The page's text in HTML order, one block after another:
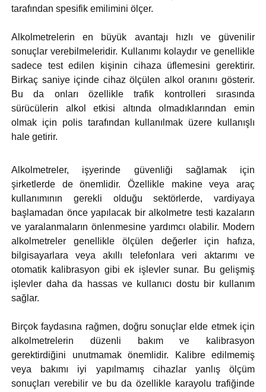
tarafından spesifik emilimini ölçer.
Alkolmetrelerin en büyük avantajı hızlı ve güvenilir
sonuçlar verebilmeleridir. Kullanımı kolaydır ve genellikle
sadece test edilen kişinin cihaza üflemesini gerektirir.
Birkaç saniye içinde cihaz ölçülen alkol oranını gösterir.
Bu da onları özellikle trafik kontrolleri sırasında
sürücülerin alkol etkisi altında olmadıklarından emin
olmak için polis tarafından kullanılmak üzere kullanışlı
hale getirir.
Alkolmetreler, işyerinde güvenliği sağlamak için
şirketlerde de önemlidir. Özellikle makine veya araç
kullanımının gerekli olduğu sektörlerde, vardiyaya
başlamadan önce yapılacak bir alkolmetre testi kazaların
ve yaralanmaların önlenmesine yardımcı olabilir. Modern
alkolmetreler genellikle ölçülen değerler için hafıza,
bilgisayarlara veya akıllı telefonlara veri aktarımı ve
otomatik kalibrasyon gibi ek işlevler sunar. Bu gelişmiş
işlevler daha da hassas ve kullanıcı dostu bir kullanım
sağlar.
Birçok faydasına rağmen, doğru sonuçlar elde etmek için
alkolmetrelerin düzenli bakım ve kalibrasyon
gerektirdiğini unutmamak önemlidir. Kalibre edilmemiş
veya bakımı iyi yapılmamış cihazlar yanlış ölçüm
sonuçları verebilir ve bu da özellikle karayolu trafiğinde